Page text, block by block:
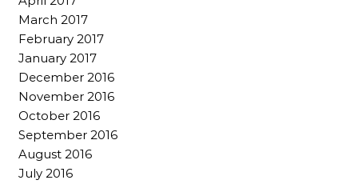
March 2017
February 2017
January 2017
December 2016
November 2016
October 2016
September 2016
August 2016
July 2016